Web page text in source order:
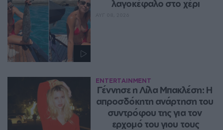
λαγοκέφαλο στο χέρι
ENTERTAINMENT
Γέννησε η Λίλα Μπακλέση: Η
απροσδόκητη ανάρτηση του
συντρόφου της για τον
ερχομό του γιου τους